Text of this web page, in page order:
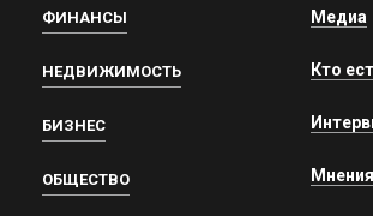
ФИНАНСЫ
НЕДВИЖИМОСТЬ
БИЗНЕС
ОБЩЕСТВО
Медиа
Кто
Мнения